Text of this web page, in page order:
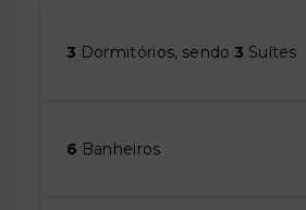
3 Dormitórios, sendo 3 Suítes
6 Banheiros